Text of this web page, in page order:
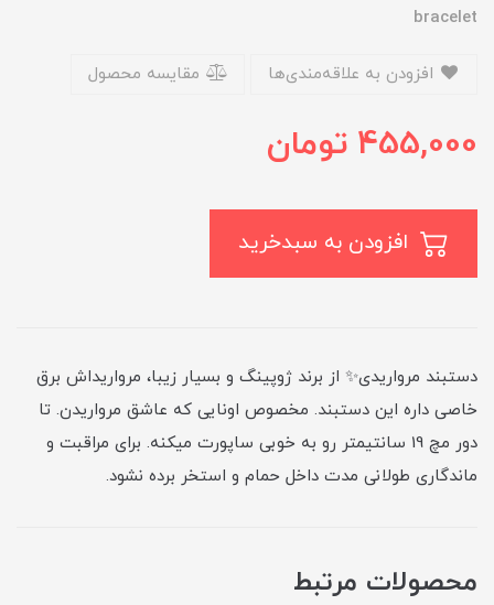
bracelet
مقایسه محصول
455,000 تومان
دستبند مرواریدی✨ از برند ژوپینگ و بسیار زیبا، مرواریداش برق
خاصی داره این دستبند. مخصوص اونایی که عاشق مرواریدن. تا
دور مچ 19 سانتیمتر رو به خوبی ساپورت میکنه. برای مراقبت و
ماندگاری طولانی مدت داخل حمام و استخر برده نشود.
محصولات مرتبط